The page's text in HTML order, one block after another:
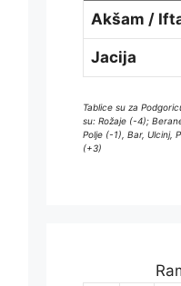
Akšam /
Jacija
Tablice su za
su: Rožaje (-4);
Polje (-1), Bar, Ulcinj,
(+3)